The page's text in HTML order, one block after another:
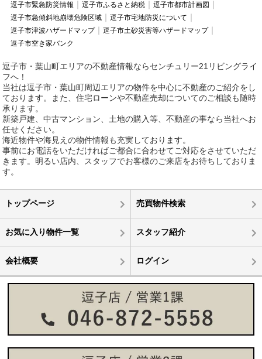
逗子市緊急防災情報
逗子市ふるさと納税
逗子市都市計画図
逗子市急傾斜地崩壊危険区域
逗子市宅地防災について
逗子市津波ハザードマップ
逗子市土砂災害等ハザードマップ
逗子市空き家バンク
逗子市・葉山町エリアの不動産情報ならセンチュリー21リビングライ
フへ！
当社は逗子市・葉山町周辺エリアの物件を中心に不動産のご紹介をし
ております。また、住宅ローンや不動産売却についてのご相談も随時
承ります。
新築戸建、中古マンション、土地の購入等、不動産の事なら当社へお
任せください。
海近物件や海見えの物件情報も充実しております。
事前にお電話をいただければご都合に合わせてご対応をさせていただ
きます。明るい店内、スタッフでお客様のご来店をお待ちしておりま
す。
トップページ 売買物件検索
お気に入り物件一覧 スタッフ紹介
会社概要 ログイン